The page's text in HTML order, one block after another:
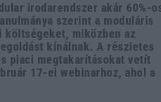
irodarendszer akár 60%-
szerint a moduláris
miközben az
kínálnak. A részletes
piaci megtakarításokat vetít
17-ei webinarhoz, ahol a